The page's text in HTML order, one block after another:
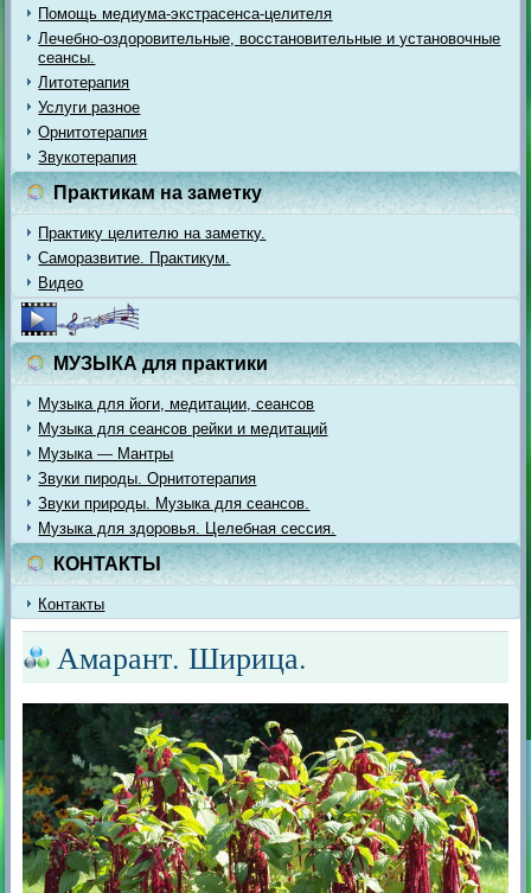
Помощь медиума-экстрасенса-целителя
Лечебно-оздоровительные, восстановительные и установочные
сеансы.
Литотерапия
Услуги разное
Орнитотерапия
Звукотерапия
Практикам на заметку
Практику целителю на заметку.
Саморазвитие. Практикум.
Видео
МУЗЫКА для практики
Музыка для йоги, медитации, сеансов
Музыка для сеансов рейки и медитаций
Музыка — Мантры
Звуки пироды. Орнитотерапия
Звуки природы. Музыка для сеансов.
Музыка для здоровья. Целебная сессия.
КОНТАКТЫ
Контакты
Амарант. Ширица.